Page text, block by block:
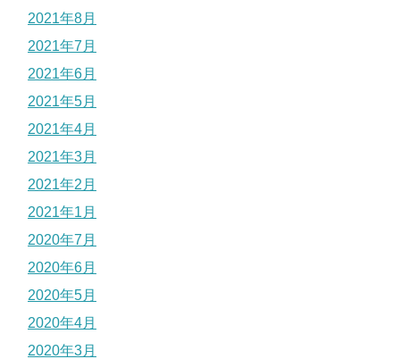
2021年8月
2021年7月
2021年6月
2021年5月
2021年4月
2021年3月
2021年2月
2021年1月
2020年7月
2020年6月
2020年5月
2020年4月
2020年3月